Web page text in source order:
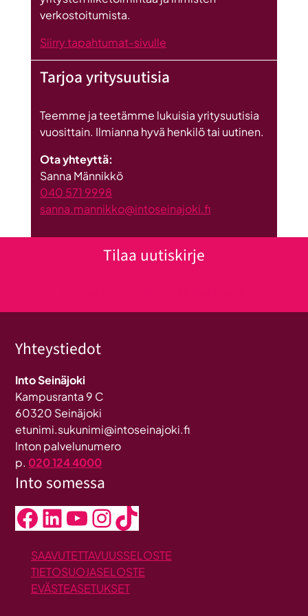
verkostoitumista.
Siirry tapahtumat-sivulle
Tarjoa yritysuutisia
Teemme ja teetämme lukuisia yritysuutisia
vuosittain. Ilmianna hyvä henkilö tai uutinen.
Ota yhteyttä:
Sanna Männikkö
040 571 9998
sanna.mannikko@intoseinajoki.fi
Tilaa uutiskirje
Yhteystiedot
Into Seinäjoki
Kampusranta 9 C
60320 Seinäjoki
etunimi.sukunimi@intoseinajoki.fi
Inton palvelunumero
p. 020 124 4000
Into somessa
Facebook LinkedIn YouTube InstagramTikTok
SAAVUTETTAVUUSSELOSTE
TIETOSUOJASELOSTE
EVÄSTEASETUKSET